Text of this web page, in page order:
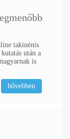
takinénis
után a
is
bővebben